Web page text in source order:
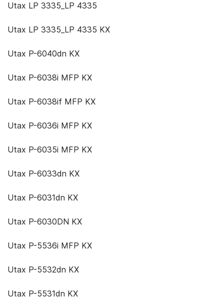
Utax LP 3335_LP 4335
Utax LP 3335_LP 4335 KX
Utax P-6040dn KX
Utax P-6038i MFP KX
Utax P-6038if MFP KX
Utax P-6036i MFP KX
Utax P-6035i MFP KX
Utax P-6033dn KX
Utax P-6031dn KX
Utax P-6030DN KX
Utax P-5536i MFP KX
Utax P-5532dn KX
Utax P-5531dn KX